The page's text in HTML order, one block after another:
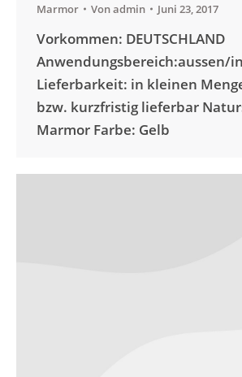
Marmor Vonadmin Juni 23, 2017
Vorkommen: DEUTSCHLAND
Anwendungsbereich:aussen/
Lieferbarkeit: in kleinen
bzw. kurzfristig lieferbar
Marmor Farbe: Gelb